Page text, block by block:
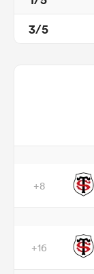
3/5
+8
+16